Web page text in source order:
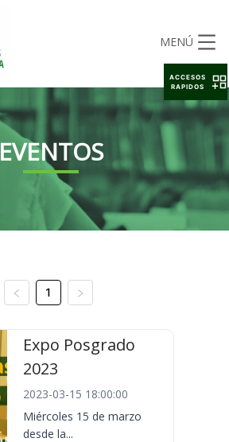
MENÚ
EVENTOS
1
Expo Posgrado
2023
2023-03-15 18:00:00
Miércoles 15 de marzo
desde la...
ACCESOS
RAPIDOS